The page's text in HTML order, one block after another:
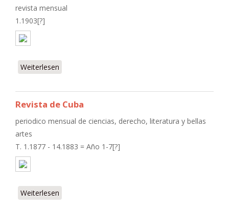
revista mensual
1.1903[?]
Weiterlesen
Revista de Cuba
periodico mensual de ciencias, derecho, literatura y bellas
artes
T. 1.1877 - 14.1883 = Año 1-7[?]
Weiterlesen